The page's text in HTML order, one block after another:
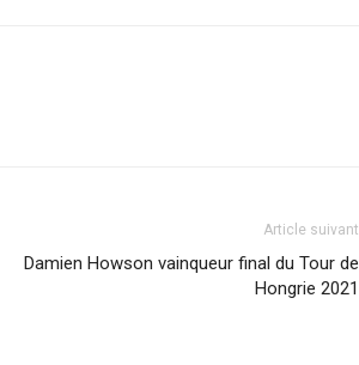
Article suivant
Damien Howson vainqueur final du Tour de
Hongrie 2021